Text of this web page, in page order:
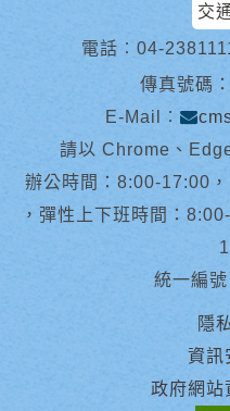
交
電話︰ 04-
傳真號碼
E-Mail︰
請以 Chrome、
辦公時間：8:00-17:00
，彈性上下班時間：
統一編
隱
資訊
政府網站